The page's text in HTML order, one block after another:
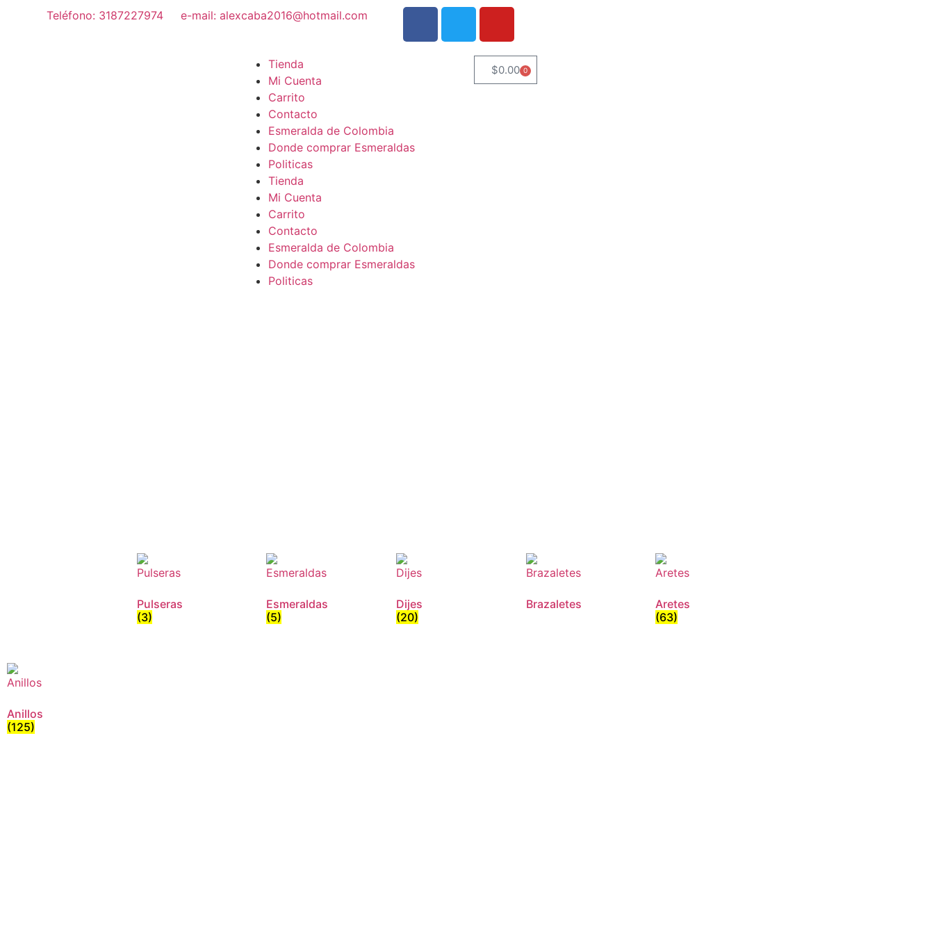
Teléfono: 3187227974 e-mail: alexcaba2016@hotmail.com
Tienda
Mi Cuenta
Carrito
Contacto
Esmeralda de Colombia
Donde comprar Esmeraldas
Politicas
Tienda
Mi Cuenta
Carrito
Contacto
Esmeralda de Colombia
Donde comprar Esmeraldas
Politicas
$0.00 0
Pulseras
(3)
Esmeraldas
(5)
Dijes
(20)
Brazaletes
Aretes
(63)
Anillos
(125)